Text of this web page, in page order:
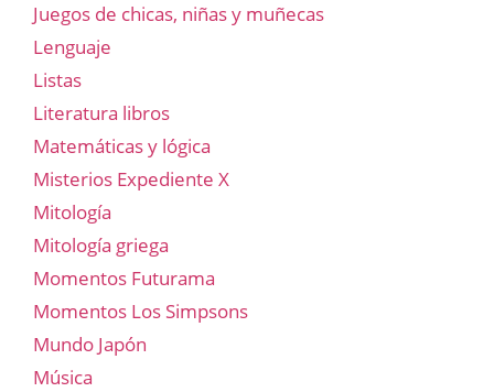
Juegos de chicas, niñas y muñecas
Lenguaje
Listas
Literatura libros
Matemáticas y lógica
Misterios Expediente X
Mitología
Mitología griega
Momentos Futurama
Momentos Los Simpsons
Mundo Japón
Música